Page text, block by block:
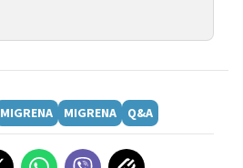
MIGRENA MIGRENA Q&A